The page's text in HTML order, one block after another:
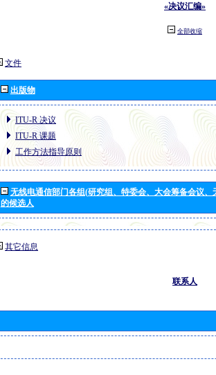
«决议汇编»
全部收缩
文件
出版物
ITU-R 决议
ITU-R 课题
工作方法指导原则
无线电通信部门各组(研究组、特委会、大会筹备会议
的候选人
其它信息
联系人